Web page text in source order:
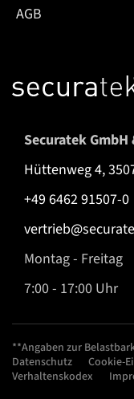
AGB
Securatek GmbH
Hüttenweg 4,
+49 6462 91507-0
Montag - Freitag
7:00 - 17:00 Uhr
**Angaben zur
Datenschutz
Cookie-
Verhaltenskodex